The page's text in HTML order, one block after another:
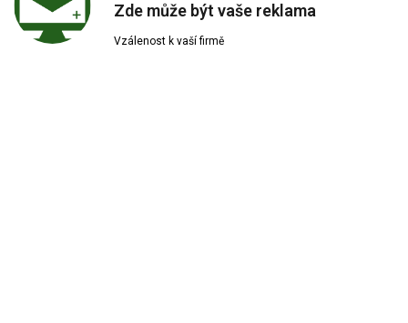
Zde může být vaše reklama
Vzálenost k vaší firmě